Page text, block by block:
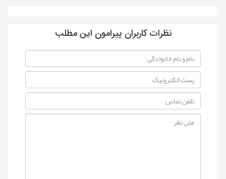
نظرات کاربران پیرامون این مطلب